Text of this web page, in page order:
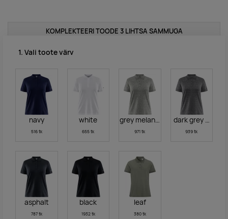
KOMPLEKTEERI TOODE 3 LIHTSA SAMMUGA
1. Vali toote värv
navy
516 tk
white
655 tk
grey melange
971 tk
dark grey
939 tk
asphalt
787 tk
black
1932 tk
leaf
380 tk